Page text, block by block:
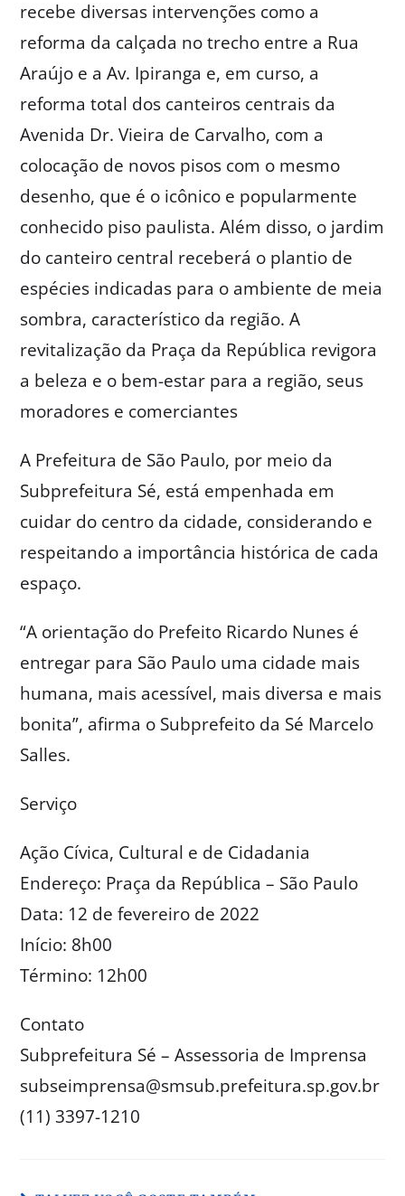
recebe diversas intervenções como a
reforma da calçada no trecho entre a Rua
Araújo e a Av. Ipiranga e, em curso, a
reforma total dos canteiros centrais da
Avenida Dr. Vieira de Carvalho, com a
colocação de novos pisos com o mesmo
desenho, que é o icônico e popularmente
conhecido piso paulista. Além disso, o jardim
do canteiro central receberá o plantio de
espécies indicadas para o ambiente de meia
sombra, característico da região. A
revitalização da Praça da República revigora
a beleza e o bem-estar para a região, seus
moradores e comerciantes
A Prefeitura de São Paulo, por meio da
Subprefeitura Sé, está empenhada em
cuidar do centro da cidade, considerando e
respeitando a importância histórica de cada
espaço.
“A orientação do Prefeito Ricardo Nunes é
entregar para São Paulo uma cidade mais
humana, mais acessível, mais diversa e mais
bonita”, afirma o Subprefeito da Sé Marcelo
Salles.
Serviço
Ação Cívica, Cultural e de Cidadania
Endereço: Praça da República – São Paulo
Data: 12 de fevereiro de 2022
Início: 8h00
Término: 12h00
Contato
Subprefeitura Sé – Assessoria de Imprensa
subseimprensa@smsub.prefeitura.sp.gov.br
(11) 3397-1210